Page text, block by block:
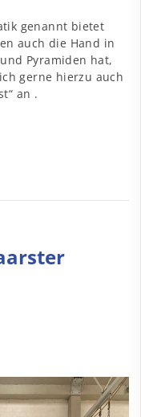
genannt bietet
auch die Hand in
Pyramiden hat,
gerne hierzu auch
an .